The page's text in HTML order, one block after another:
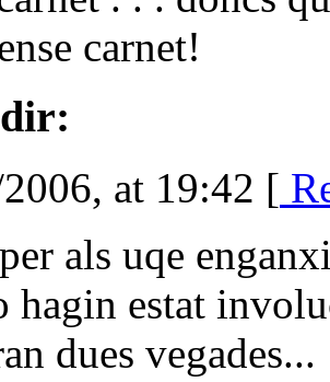
carnet!
at 19:42 [
als uqe
hagin estat
dues vegades...